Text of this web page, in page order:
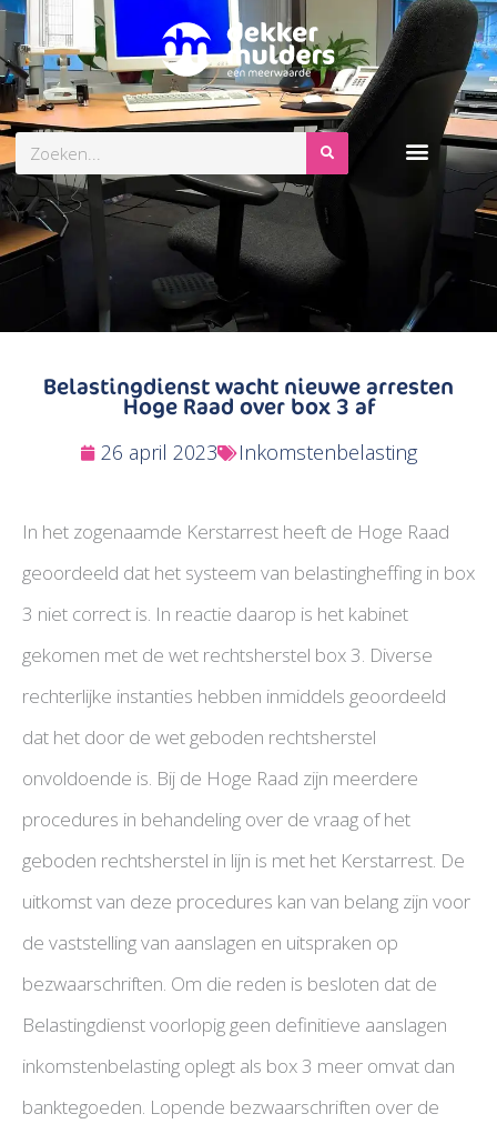
Zoeken
Belastingdienst wacht nieuwe arresten
Hoge Raad over box 3 af
26 april 2023 Inkomstenbelasting
In het zogenaamde Kerstarrest heeft de Hoge Raad
geoordeeld dat het systeem van belastingheffing in box
3 niet correct is. In reactie daarop is het kabinet
gekomen met de wet rechtsherstel box 3. Diverse
rechterlijke instanties hebben inmiddels geoordeeld
dat het door de wet geboden rechtsherstel
onvoldoende is. Bij de Hoge Raad zijn meerdere
procedures in behandeling over de vraag of het
geboden rechtsherstel in lijn is met het Kerstarrest. De
uitkomst van deze procedures kan van belang zijn voor
de vaststelling van aanslagen en uitspraken op
bezwaarschriften. Om die reden is besloten dat de
Belastingdienst voorlopig geen definitieve aanslagen
inkomstenbelasting oplegt als box 3 meer omvat dan
banktegoeden. Lopende bezwaarschriften over de